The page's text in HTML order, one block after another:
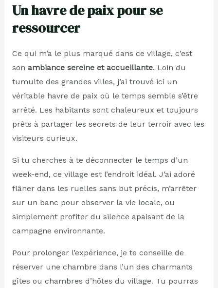
Un havre de paix pour se
ressourcer
Ce qui m’a le plus marqué dans ce village, c’est
son ambiance sereine et accueillante. Loin du
tumulte des grandes villes, j’ai trouvé ici un
véritable havre de paix où le temps semble s’être
arrêté. Les habitants sont chaleureux et toujours
prêts à partager les secrets de leur terroir avec les
visiteurs curieux.
Si tu cherches à te déconnecter le temps d’un
week-end, ce village est l’endroit idéal. J’ai adoré
flâner dans les ruelles sans but précis, m’arrêter
sur un banc pour observer la vie locale, ou
simplement profiter du silence apaisant de la
campagne environnante.
Pour prolonger l’expérience, je te conseille de
réserver une chambre dans l’un des charmants
gîtes ou chambres d’hôtes du village. Tu pourras